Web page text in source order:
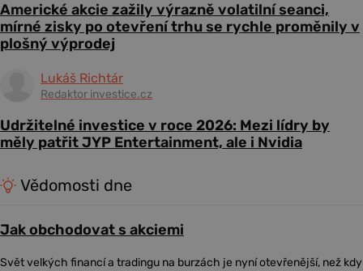
Americké akcie zažily výrazně volatilní seanci,
mírné zisky po otevření trhu se rychle proměnily v
plošný výprodej
Lukáš Richtár
Redaktor investice.cz
Udržitelné investice v roce 2026: Mezi lídry by
měly patřit JYP Entertainment, ale i Nvidia
Vědomosti dne
Jak obchodovat s akciemi
Svět velkých financí a tradingu na burzách je nyní otevřenější, než kdy